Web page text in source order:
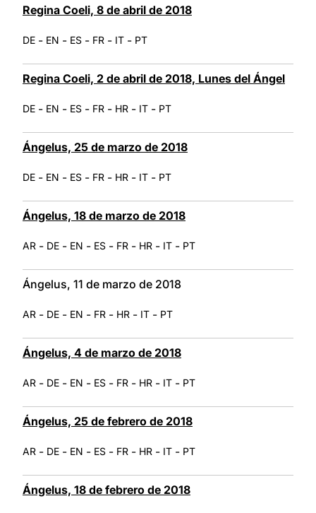
Regina Coeli, 8 de abril de 2018
DE - EN - ES - FR - IT - PT
Regina Coeli, 2 de abril de 2018, Lunes del Ángel
DE - EN - ES - FR - HR - IT - PT
Ángelus, 25 de marzo de 2018
DE - EN - ES - FR - HR - IT - PT
Ángelus, 18 de marzo de 2018
AR - DE - EN - ES - FR - HR - IT - PT
Ángelus, 11 de marzo de 2018
AR - DE - EN - FR - HR - IT - PT
Ángelus, 4 de marzo de 2018
AR - DE - EN - ES - FR - HR - IT - PT
Ángelus, 25 de febrero de 2018
AR - DE - EN - ES - FR - HR - IT - PT
Ángelus, 18 de febrero de 2018